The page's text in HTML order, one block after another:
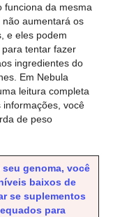
funciona da mesma
aumentará os
e eles podem
tentar fazer
ingredientes do
Em Nebula
leitura completa
você
de peso
genoma, você
baixos de
se suplementos
para